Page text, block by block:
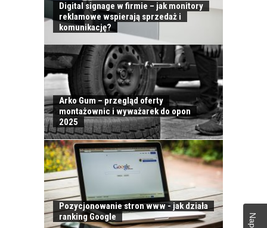
Digital signage w firmie – jak monitory
reklamowe wspierają sprzedaż i
komunikację?
Arko Gum – przegląd oferty
montażownic i wyważarek do opon
2025
Pozycjonowanie stron www - jak działa
ranking Google